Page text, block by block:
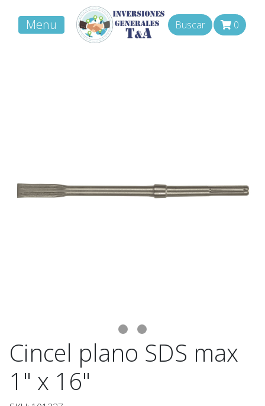
Menu Buscar 0
Cincel plano SDS max
1" x 16"